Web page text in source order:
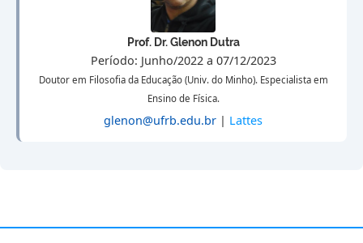
Prof. Dr. Glenon Dutra
Período: Junho/2022 a 07/12/2023
Doutor em Filosofia da Educação (Univ. do Minho). Especialista em
Ensino de Física.
glenon@ufrb.edu.br | Lattes